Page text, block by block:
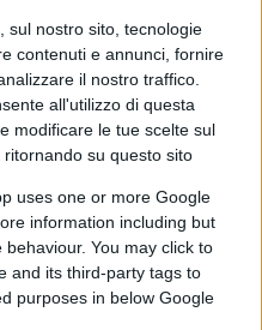
sul nostro sito, tecnologie
contenuti e annunci, fornire
il nostro traffico.
all'utilizzo di questa
modificare le tue scelte sul
su questo sito
uses one or more Google
information including but
You may click to
and its third-party tags to
purposes in below Google
Abbastanza
le ultime misure ai
di contagio alle quali
giorni.
resteranno alti e se
di occupazione
si troverebbe a
non riguardano più